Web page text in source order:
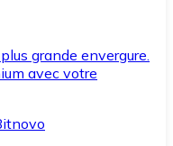
grande envergure.
avec votre